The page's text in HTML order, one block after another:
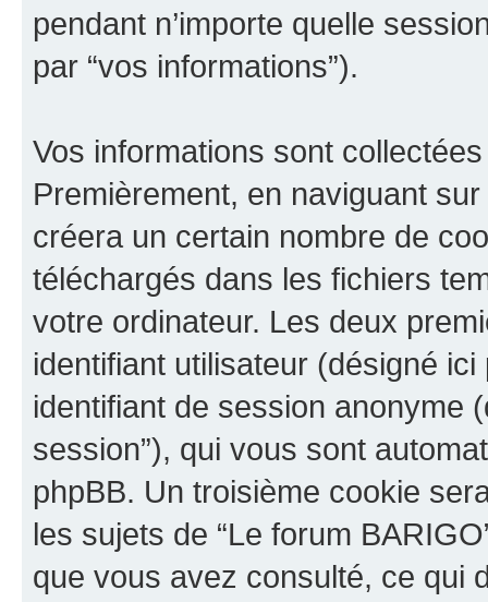
pendant n’importe quelle
par “vos informations”).
Vos informations sont
Premièrement, en naviguant
créera un certain nombre de
téléchargés dans les fichiers
votre ordinateur. Les deux
identifiant utilisateur (désigné ici
identifiant de session anonyme
session”), qui vous sont
phpBB. Un troisième cookie
les sujets de “Le forum
que vous avez consulté, ce qui